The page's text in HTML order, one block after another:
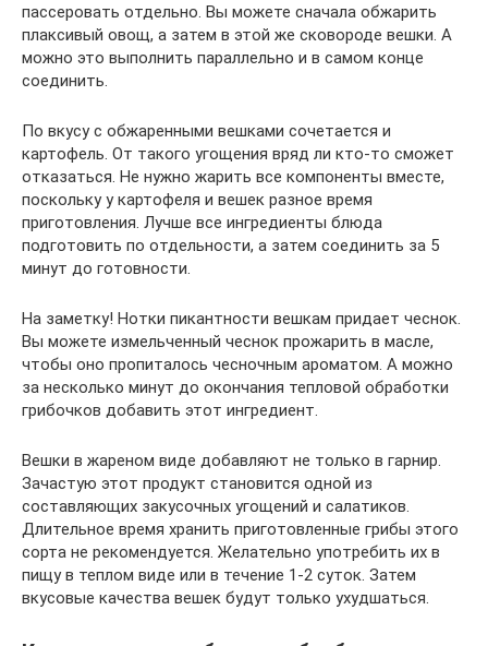
пассеровать отдельно. Вы можете сначала обжарить
плаксивый овощ, а затем в этой же сковороде вешки. А
можно это выполнить параллельно и в самом конце
соединить.
По вкусу с обжаренными вешками сочетается и
картофель. От такого угощения вряд ли кто-то сможет
отказаться. Не нужно жарить все компоненты вместе,
поскольку у картофеля и вешек разное время
приготовления. Лучше все ингредиенты блюда
подготовить по отдельности, а затем соединить за 5
минут до готовности.
На заметку! Нотки пикантности вешкам придает чеснок.
Вы можете измельченный чеснок прожарить в масле,
чтобы оно пропиталось чесночным ароматом. А можно
за несколько минут до окончания тепловой обработки
грибочков добавить этот ингредиент.
Вешки в жареном виде добавляют не только в гарнир.
Зачастую этот продукт становится одной из
составляющих закусочных угощений и салатиков.
Длительное время хранить приготовленные грибы этого
сорта не рекомендуется. Желательно употребить их в
пищу в теплом виде или в течение 1-2 суток. Затем
вкусовые качества вешек будут только ухудшаться.